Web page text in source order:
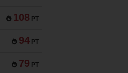
108 PT
94 PT
79 PT